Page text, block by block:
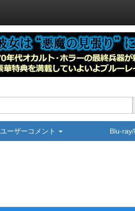
ユーザーコメント Blu-